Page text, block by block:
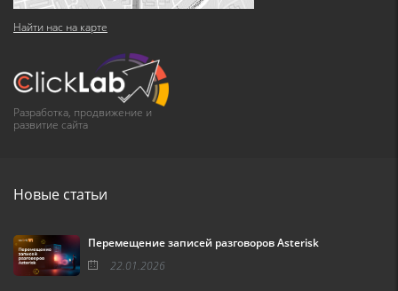
Найти нас на карте
Разработка, продвижение и
развитие сайта
Новые статьи
Перемещение записей разговоров Asterisk
22.01.2026